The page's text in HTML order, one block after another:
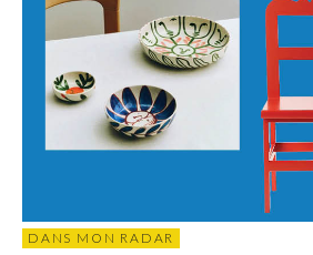
DANS MON RADAR